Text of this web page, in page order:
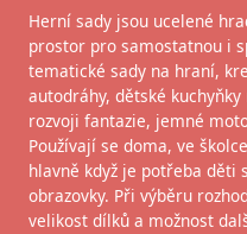
Herní sady jsou ucelené
prostor pro samostatnou i
tematické sady na hraní,
autodráhy, dětské
rozvoji fantazie, jemné
Používají se doma, ve
hlavně když je potřeba děti
obrazovky. Při výběru
velikost dílků a možnost